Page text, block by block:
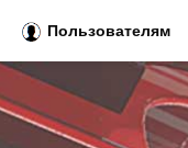
Пользователям